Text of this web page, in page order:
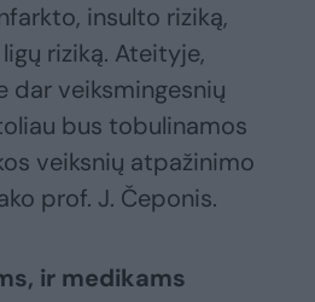
insulto riziką,
riziką. Ateityje,
dar veiksmingesnių
bus tobulinamos
veiksnių atpažinimo
prof. J. Čeponis.
ir medikams